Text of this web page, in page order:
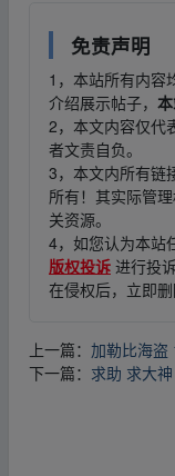
免责声明
1，本站所有内容
介绍展示帖子，
2，本文内容仅代
者文责自负。
3，本文内所有链
所有！其实际管
关资源。
4，如您认为本站
版权投诉 进行投
在侵权后，立即删
上一篇： 加勒比海盗
下一篇： 求助 求大